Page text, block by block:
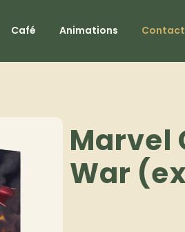
Café Animations Contact
Marvel
War